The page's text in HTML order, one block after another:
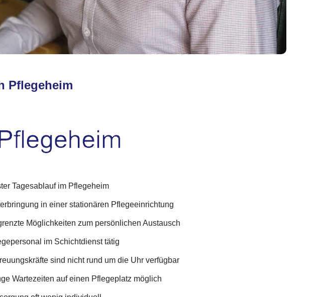
Pflegeheim
Tagesablauf im Pflegeheim
in einer stationären Pflegeeinrichtung
Möglichkeiten zum persönlichen Austausch
im Schichtdienst tätig
sind nicht rund um die Uhr verfügbar
Wartezeiten auf einen Pflegeplatz möglich